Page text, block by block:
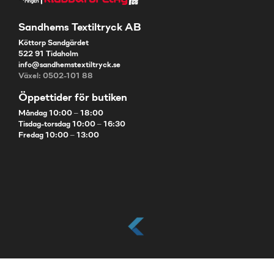
Sandhems Textiltryck AB
Köttorp Sandgärdet
522 91 Tidaholm
info@sandhemstextiltryck.se
Växel: 0502-101 88
Öppettider för butiken
Måndag 10:00 – 18:00
Tisdag-torsdag 10:00 – 16:30
Fredag 10:00 – 13:00